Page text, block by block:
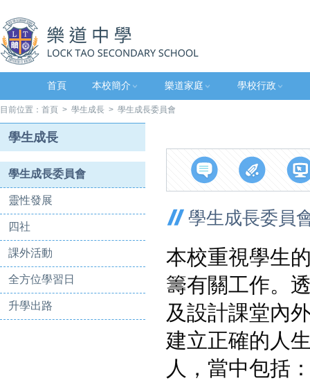
首頁 本校簡介 樂道家庭 學校行政
目前位置： 首頁 > 學生成長 > 學生成長委員會
學生成長
學生成長委員會
靈性發展
四社
課外活動
全方位學習日
升學出路
學生成長委員
本校重視學生
籌有關工作。
及設計課堂內
建立正確的人
人，當中包括